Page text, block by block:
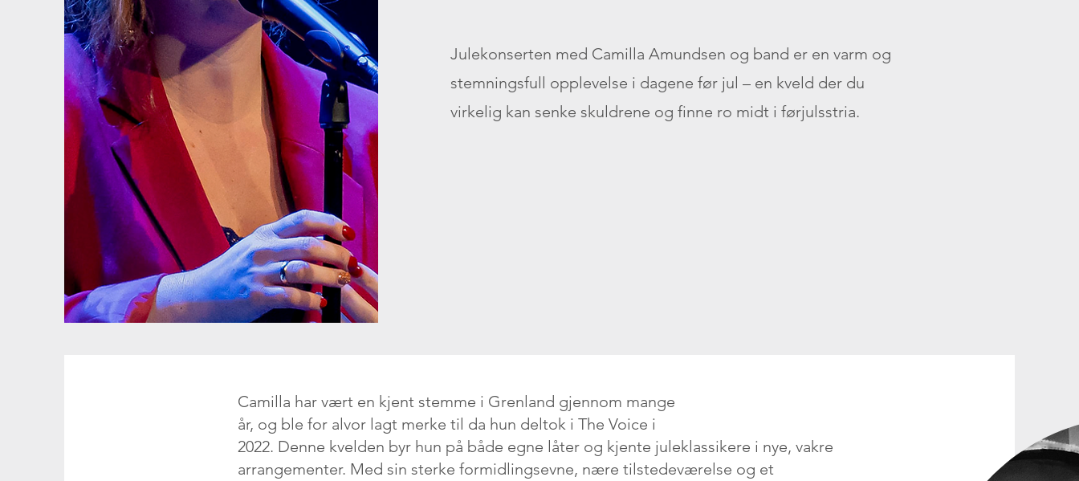
Julekonserten med Camilla Amundsen og band er en varm og
stemningsfull opplevelse i dagene før jul – en kveld der du
virkelig kan senke skuldrene og finne ro midt i førjulsstria.
Camilla har vært en kjent stemme i Grenland gjennom mange
år, og ble for alvor lagt merke til da hun deltok i The Voice i
2022. Denne kvelden byr hun på både egne låter og kjente juleklassikere i nye, vakre
arrangementer. Med sin sterke formidlingsevne, nære tilstedeværelse og et